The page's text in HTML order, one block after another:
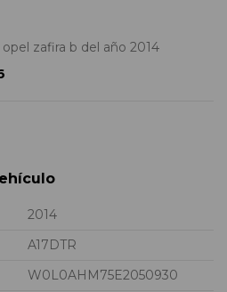
zafira b del año 2014
2014
A17DTR
W0L0AHM75E2050930